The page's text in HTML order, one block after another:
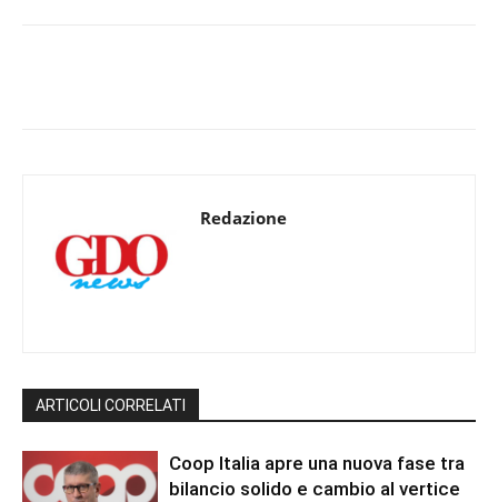
Redazione
ARTICOLI CORRELATI
Coop Italia apre una nuova fase tra
bilancio solido e cambio al vertice